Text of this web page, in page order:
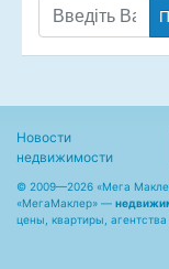
Новости
недвижимости
© 2009—2026 «Мега
«МегаМаклер» —
цены, квартиры,